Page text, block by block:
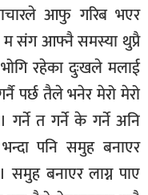
आफु गरिब भएर
म संग आफ्नै समस्या थुप्रै
रहेका दुःखले मलाई
पर्छ तैले भनेर मेरो मेरो
गर्ने त गर्ने के गर्ने अनि
पनि समुह बनाएर
समुह बनाएर लाग्न पाए